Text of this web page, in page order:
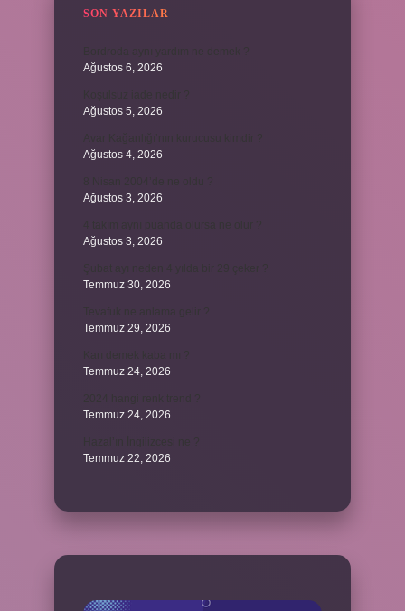
SON YAZILAR
Ağustos 6, 2026
Ağustos 5, 2026
Ağustos 4, 2026
Ağustos 3, 2026
Ağustos 3, 2026
Temmuz 30, 2026
Temmuz 29, 2026
Temmuz 24, 2026
Temmuz 24, 2026
Temmuz 22, 2026